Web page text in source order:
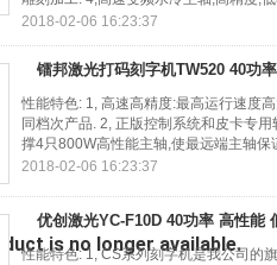
is no longer available.
2018-02-06 16:23:37
镭邦激光打码刻字机TW520 40功
性能特色: 1, 高速高精度:最高运行速度
同档次产品. 2, 正版控制系统和皮卡专
撑4只800W高性能主轴,使最远端主轴保
2018-02-06 16:23:37
优创激光YC-F10D 40功率 高性能
性能特色: 1, CS系列刻字机是我公司的